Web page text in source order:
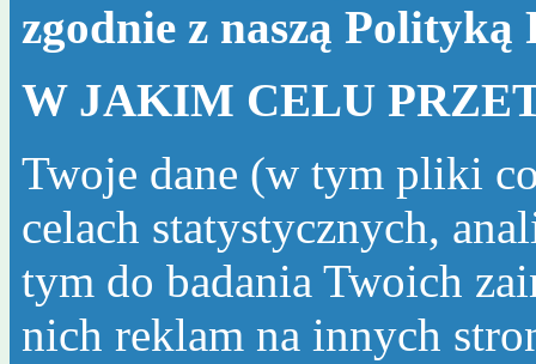
zgodnie z naszą Polityką
W JAKIM CELU
Twoje dane (w tym pliki
celach statystycznych,
tym do badania Twoich
nich reklam na innych